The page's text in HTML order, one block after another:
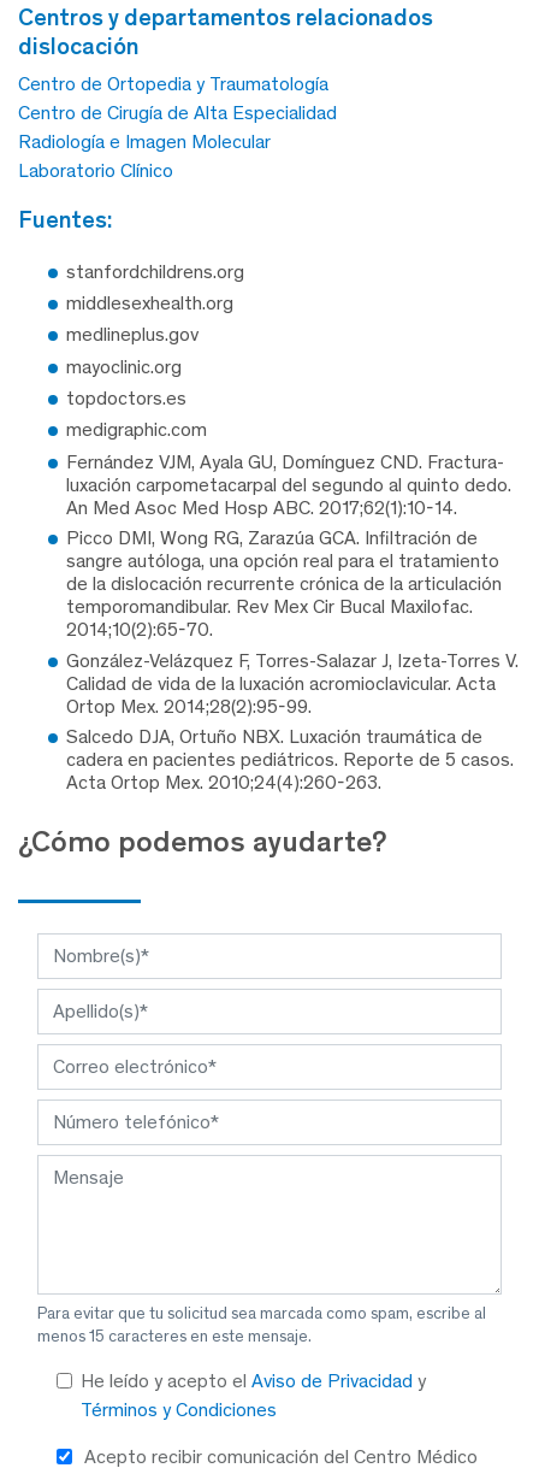
centros y departamentos relacionados
dislocación
Centro de Ortopedia y Traumatología
Centro de Cirugía de Alta Especialidad
Radiología e Imagen Molecular
Laboratorio Clínico
fuentes:
stanfordchildrens.org
middlesexhealth.org
medlineplus.gov
mayoclinic.org
topdoctors.es
medigraphic.com
Fernández VJM, Ayala GU, Domínguez CND. Fractura-
luxación carpometacarpal del segundo al quinto dedo.
An Med Asoc Med Hosp ABC. 2017;62(1):10-14.
Picco DMI, Wong RG, Zarazúa GCA. Infiltración de
sangre autóloga, una opción real para el tratamiento
de la dislocación recurrente crónica de la articulación
temporomandibular. Rev Mex Cir Bucal Maxilofac.
2014;10(2):65-70.
González-Velázquez F, Torres-Salazar J, Izeta-Torres V.
Calidad de vida de la luxación acromioclavicular. Acta
Ortop Mex. 2014;28(2):95-99.
Salcedo DJA, Ortuño NBX. Luxación traumática de
cadera en pacientes pediátricos. Reporte de 5 casos.
Acta Ortop Mex. 2010;24(4):260-263.
¿Cómo podemos ayudarte?
Para evitar que tu solicitud sea marcada como spam, escribe al
menos 15 caracteres en este mensaje.
He leído y acepto el Aviso de Privacidad y
Términos y Condiciones
Acepto recibir comunicación del Centro Médico